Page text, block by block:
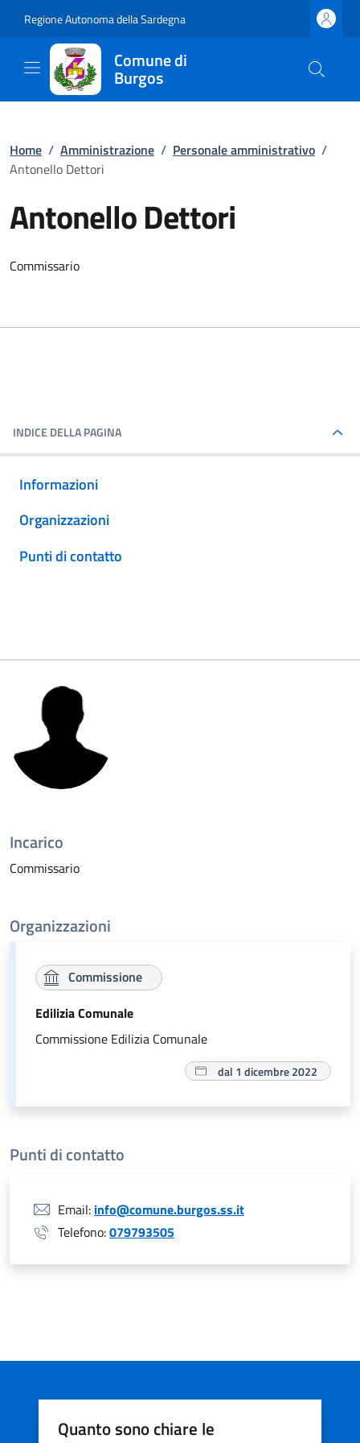
Regione Autonoma della Sardegna
Comune di
Burgos
Home / Amministrazione / Personale amministrativo /
Antonello Dettori
Antonello Dettori
Commissario
INDICE DELLA PAGINA
Informazioni
Organizzazioni
Punti di contatto
Incarico
Commissario
Organizzazioni
Commissione
Edilizia Comunale
Commissione Edilizia Comunale
dal 1 dicembre 2022
Punti di contatto
Email: info@comune.burgos.ss.it
Telefono:079793505
Quanto sono chiare le